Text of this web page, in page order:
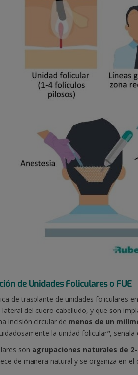
de Unidades Foliculares o FUE
de trasplante de unidades foliculares
del cuero cabelludo, y que son
incisión circular de menos de un
la unidad folicular", señala
son agrupaciones naturales de
de manera natural y se organiza en el